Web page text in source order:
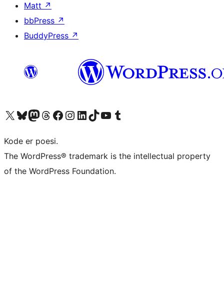
Matt ↗
bbPress ↗
BuddyPress ↗
Besøk vår konto på X Visit our Bluesky account
Besøk vår Mastodon-konto
Visit our Threads account
Besøk vår Facebook-sideBesøk vår Instagram-konto
Besøk vår LinkedIn-konto
Visit our TikTok account
Visit our YouTube channel
Visit our Tumblr account
Kode er poesi.
The WordPress® trademark is the intellectual property
of the WordPress Foundation.